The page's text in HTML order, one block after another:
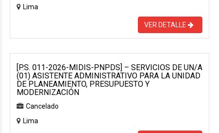
Lima
VER DETALLE
[P.S. 011-2026-MIDIS-PNPDS] – SERVICIOS DE UN/A
(01) ASISTENTE ADMINISTRATIVO PARA LA UNIDAD
DE PLANEAMIENTO, PRESUPUESTO Y
MODERNIZACIÓN
Cancelado
Lima